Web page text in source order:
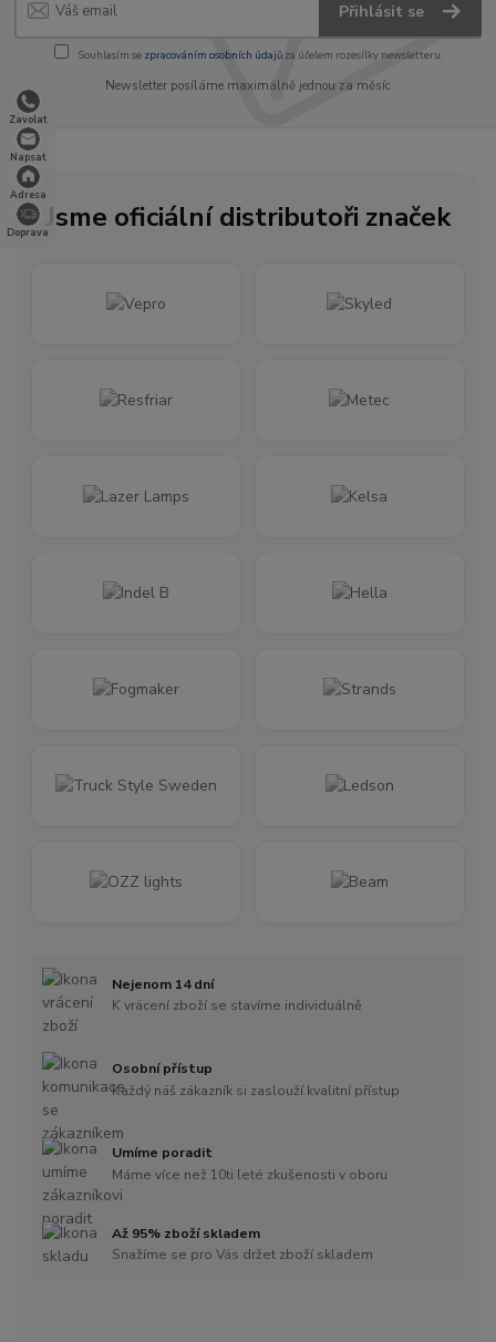
Zavolat
Napsat
Adresa
Doprava
Přihlásit se
Souhlasím se zpracováním osobních údajůza účelem rozesílky newsletteru.
Newsletter posíláme maximálně jednou za měsíc
Jsme oficiální distributoři značek
Nejenom 14 dní
K vrácení zboží se stavíme individuálně
Osobní přístup
Každý náš zákazník si zaslouží kvalitní přístup
Umíme poradit
Máme více než 10ti leté zkušenosti v oboru
Až 95% zboží skladem
Snažíme se pro Vás držet zboží skladem